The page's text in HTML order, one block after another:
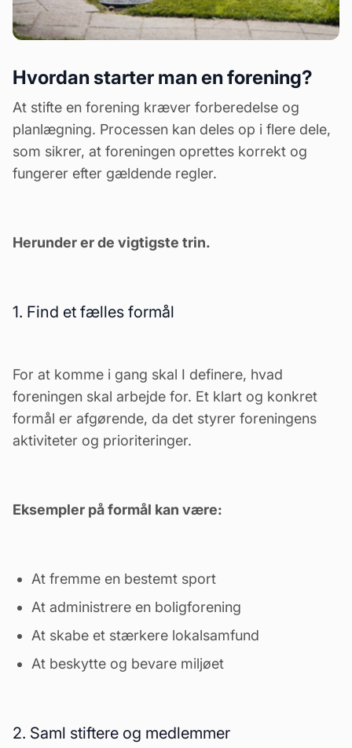
Hvordan starter man en forening?
At stifte en forening kræver forberedelse og
planlægning. Processen kan deles op i flere dele,
som sikrer, at foreningen oprettes korrekt og
fungerer efter gældende regler.
Herunder er de vigtigste trin.
1. Find et fælles formål
For at komme i gang skal I definere, hvad
foreningen skal arbejde for. Et klart og konkret
formål er afgørende, da det styrer foreningens
aktiviteter og prioriteringer.
Eksempler på formål kan være:
At fremme en bestemt sport
At administrere en boligforening
At skabe et stærkere lokalsamfund
At beskytte og bevare miljøet
2. Saml stiftere og medlemmer